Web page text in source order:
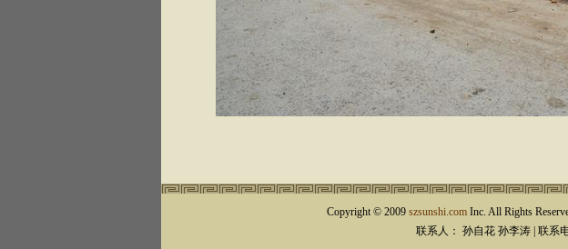
Copyright © 2009 szsunshi.com Inc. All Rights
联系人： 孙自花 孙李涛 | 联系